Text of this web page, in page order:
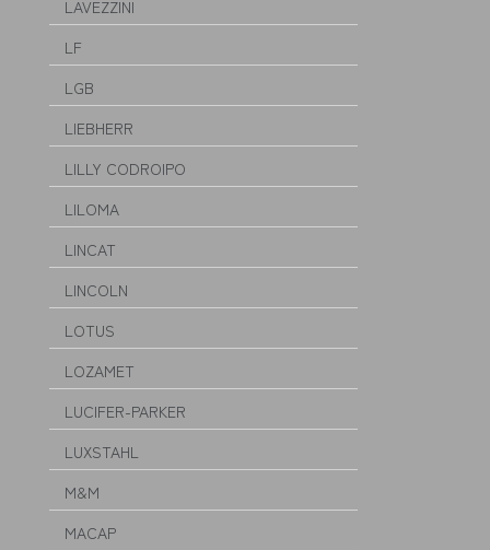
LAVEZZINI
LF
LGB
LIEBHERR
LILLY CODROIPO
LILOMA
LINCAT
LINCOLN
LOTUS
LOZAMET
LUCIFER-PARKER
LUXSTAHL
M&M
MACAP